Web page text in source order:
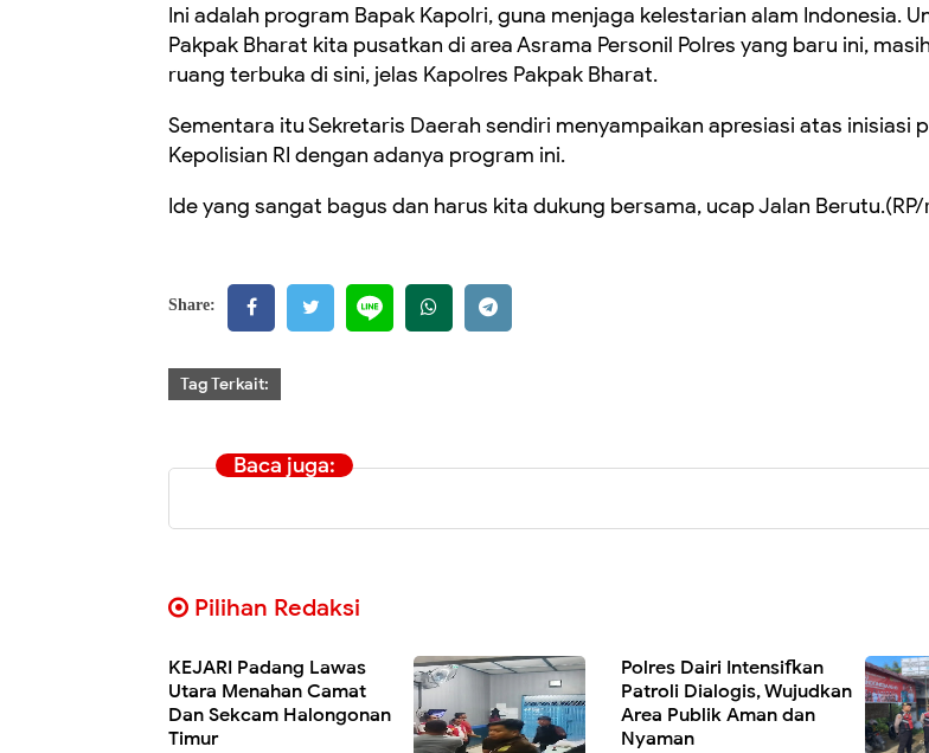
Ini adalah program Bapak Kapolri, guna menjaga kelestarian alam Indonesia.
Pakpak Bharat kita pusatkan di area Asrama Personil Polres yang baru ini,
ruang terbuka di sini, jelas Kapolres Pakpak Bharat.
Sementara itu Sekretaris Daerah sendiri menyampaikan apresiasi atas inisiasi
Kepolisian RI dengan adanya program ini.
Ide yang sangat bagus dan harus kita dukung bersama, ucap Jalan Berutu.(RP/
Share:
Tag Terkait:
Baca juga:
Pilihan Redaksi
KEJARI Padang Lawas
Utara Menahan Camat
Dan Sekcam Halongonan
Timur
Polres Dairi Intensifkan
Patroli Dialogis, Wujudkan
Area Publik Aman dan
Nyaman